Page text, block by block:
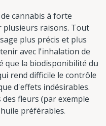
cannabis à forte
plusieurs raisons. Tout
plus précis et plus
avec l'inhalation de
que la biodisponibilité du
rend difficile le contrôle
d'effets indésirables.
fleurs (par exemple
préférables.